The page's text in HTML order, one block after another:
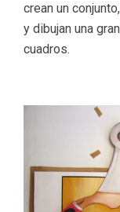
crean un
y dibujan una
cuadros.